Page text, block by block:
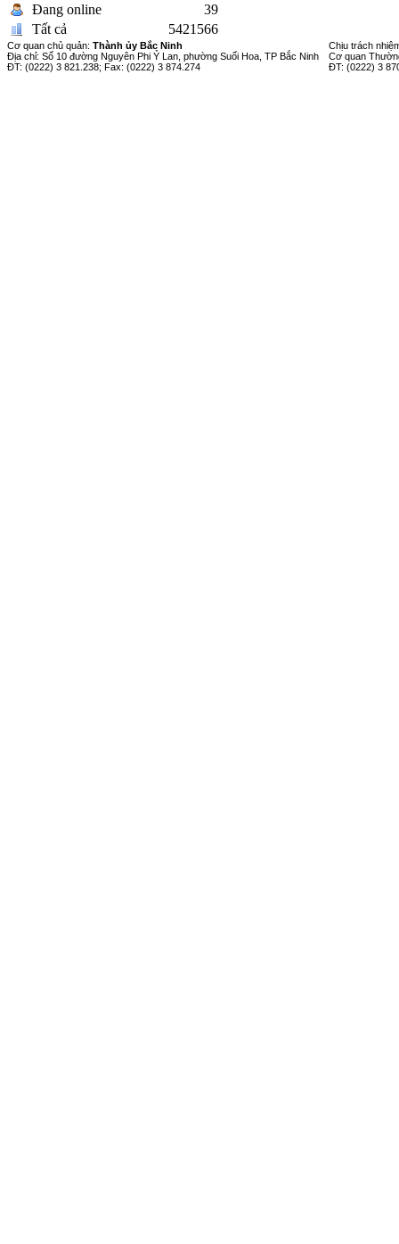
Đang online
39
Tất cả
5421566
Cơ quan chủ quản: Thành ủy Bắc Ninh
Địa chỉ: Số 10 đường Nguyên Phi Ỷ Lan, phường Suối Hoa, TP Bắc Ninh
ĐT: (0222) 3 821.238; Fax: (0222) 3 874.274
Chịu trách
Cơ quan
ĐT: (0222) 3